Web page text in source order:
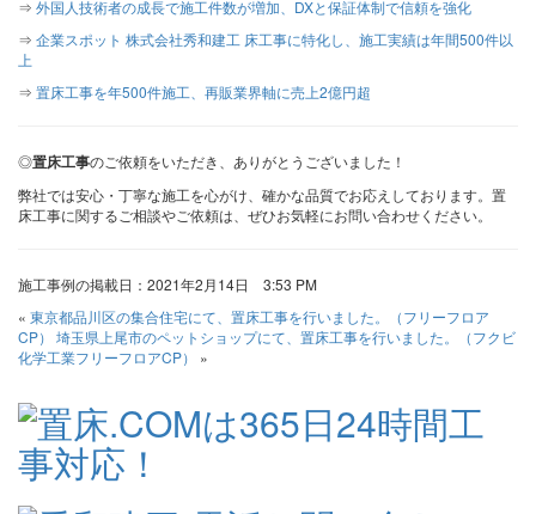
⇒ 外国人技術者の成長で施工件数が増加、DXと保証体制で信頼を強化
⇒ 企業スポット 株式会社秀和建工 床工事に特化し、施工実績は年間500件以
上
⇒ 置床工事を年500件施工、再販業界軸に売上2億円超
◎置床工事のご依頼をいただき、ありがとうございました！
弊社では安心・丁寧な施工を心がけ、確かな品質でお応えしております。置
床工事に関するご相談やご依頼は、ぜひお気軽にお問い合わせください。
施工事例の掲載日：2021年2月14日 3:53 PM
« 東京都品川区の集合住宅にて、置床工事を行いました。（フリーフロア
CP） 埼玉県上尾市のペットショップにて、置床工事を行いました。（フクビ
化学工業フリーフロアCP）
»